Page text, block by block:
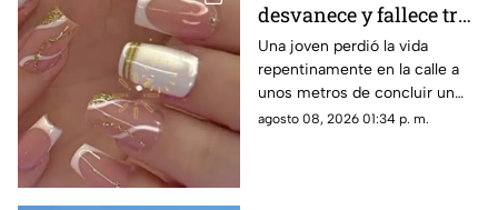
desvanece y fallece tras
ponerse uñas en
Coahuila
Una joven perdió la vida
repentinamente en la calle a
unos metros de concluir un
servicio de uñas. Autoridades
agosto 08, 2026 01:34 p. m.